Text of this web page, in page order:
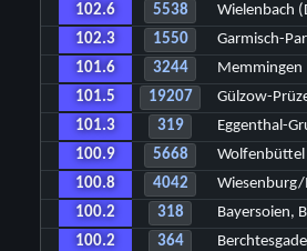
102.6
5538
Wielenbach
102.3
1550
Garmisch-
101.6
3244
Memmingen
101.5
19207
Gülzow-
101.3
319
Eggenthal-
100.9
5668
Wolfenbüttel
100.8
4042
Wiesenburg/
100.2
318
Bayersoien,
100.2
364